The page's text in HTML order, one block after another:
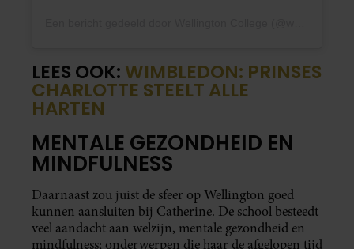
LEES OOK: WIMBLEDON: PRINSES
CHARLOTTE STEELT ALLE
HARTEN
MENTALE GEZONDHEID EN
MINDFULNESS
Daarnaast zou juist de sfeer op Wellington goed
kunnen aansluiten bij Catherine. De school besteedt
veel aandacht aan welzijn, mentale gezondheid en
mindfulness; onderwerpen die haar de afgelopen tijd